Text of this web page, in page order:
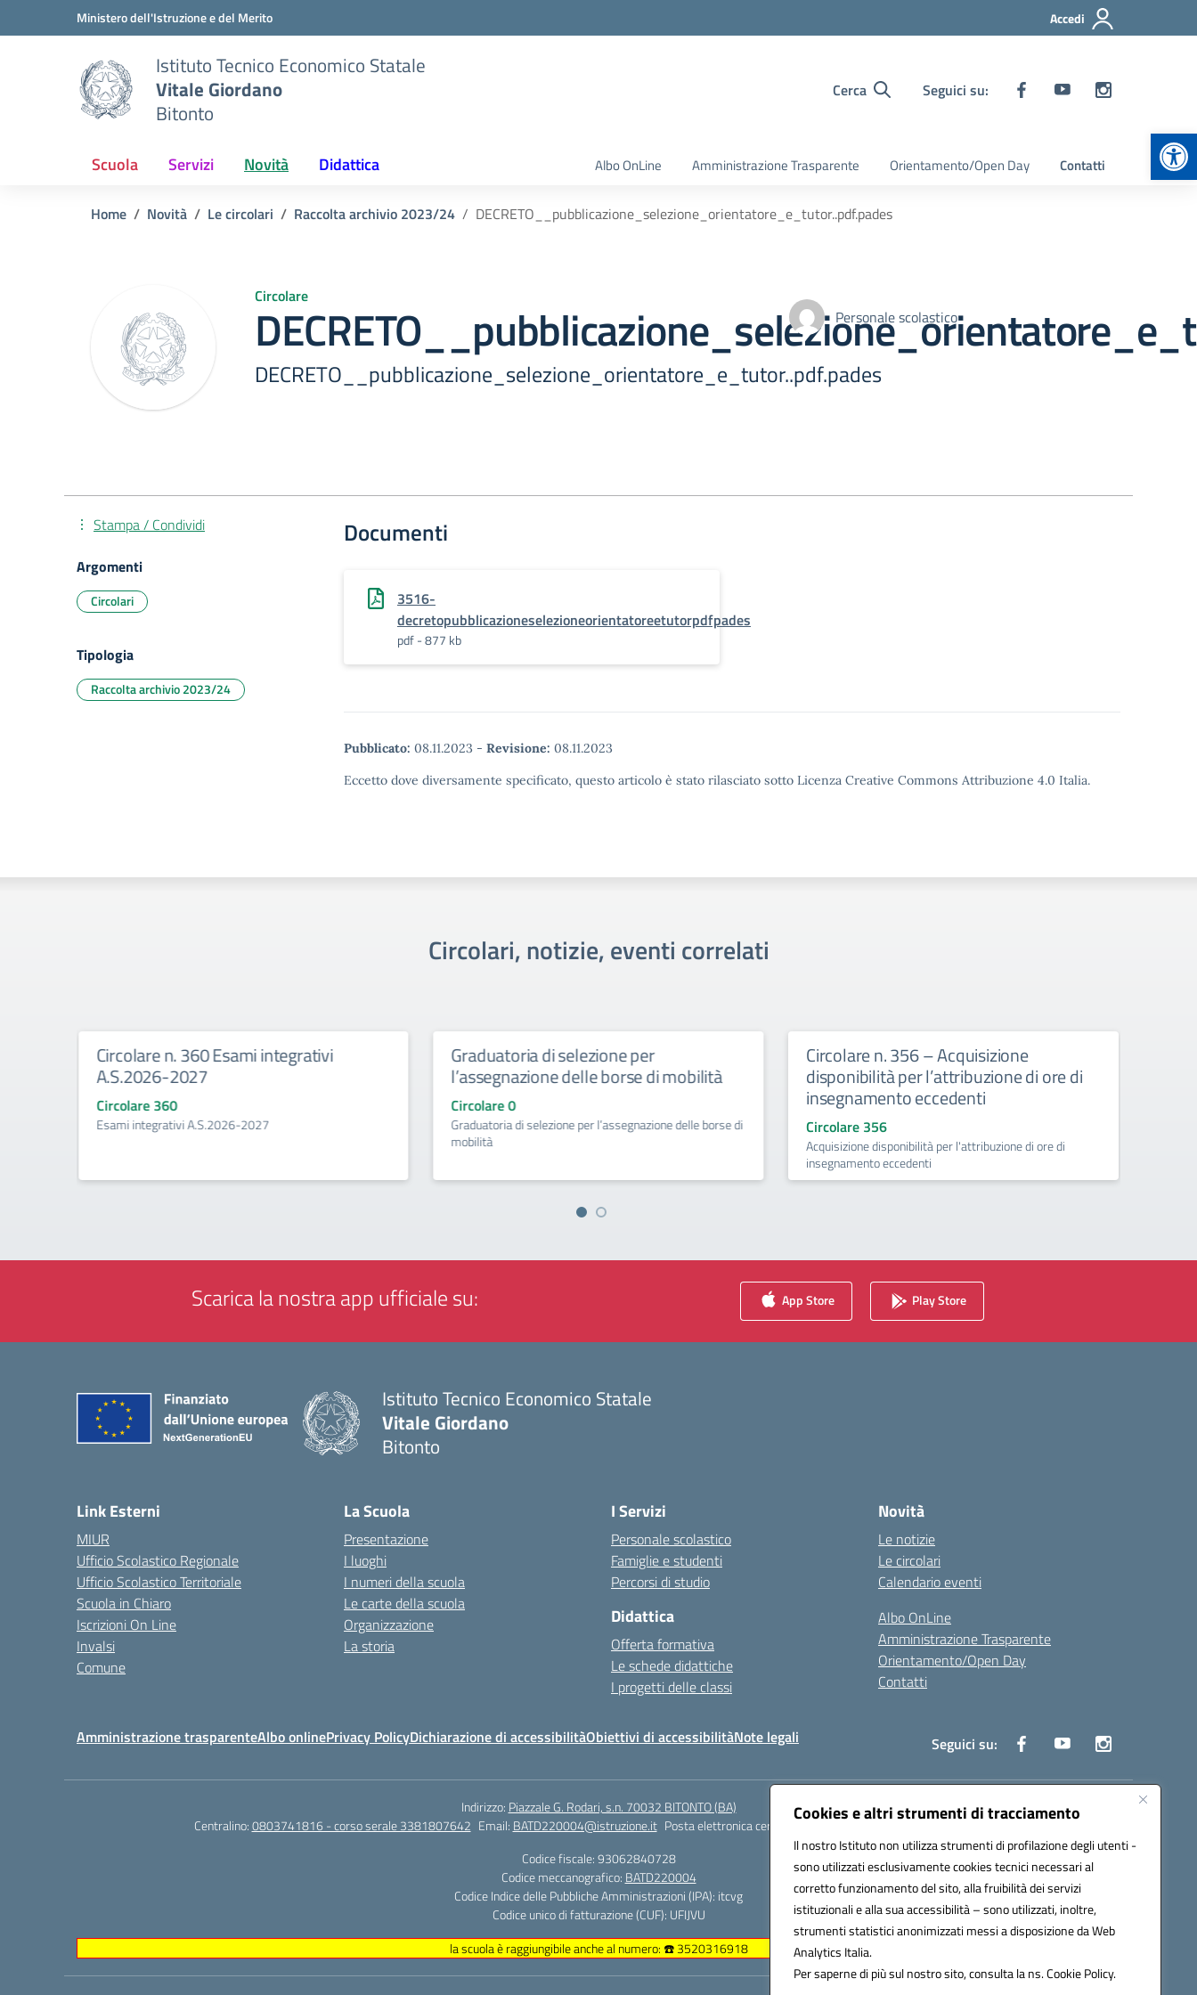
Cookies e altri strumenti di tracciamento
Il nostro Istituto non utilizza strumenti di profilazione degli utenti -
sono utilizzati esclusivamente cookies tecnici necessari al
corretto funzionamento del sito, alla fruibilità dei servizi
istituzionali e alla sua accessibilità – sono utilizzati, inoltre,
strumenti statistici anonimizzati messi a disposizione da Web
Analytics Italia.
Per saperne di più sul nostro sito, consulta la ns. Cookie Policy.
Vai ai contenuti
Vai al menu di navigazioneMinistero dell'Istruzione e del Merito Accedi
Istituto Tecnico Economico Statale
Vitale Giordano
Bitonto
Cerca Seguici su:
Scuola Servizi Novità Didattica Albo OnLine Amministrazione Trasparente Orientamento/Open Day Contatti
Home Novità Le circolari Raccolta archivio 2023/24 DECRETO__pubblicazione_selezione_orientatore_e_tutor..pdf.pades
Circolare
DECRETO__pubblicazione_selezione_orientatore_e_tutor..pdf.pades
Personale scolastico
Documenti
3516-
decretopubblicazioneselezioneorientatoreetutorpdfpades
pdf - 877 kb
Pubblicato: 08.11.2023 - Revisione: 08.11.2023
Eccetto dove diversamente specificato, questo articolo è stato rilasciato sotto Licenza Creative Commons Attribuzione 4.0 Italia.
Stampa / Condividi
Argomenti
Circolari
Tipologia
Raccolta archivio 2023/24
Circolari, notizie, eventi correlati
Circolare n. 360 Esami integrativi
A.S.2026-2027
Circolare 360
Esami integrativi A.S.2026-2027
Graduatoria di selezione per
l’assegnazione delle borse di mobilità
Circolare 0
Graduatoria di selezione per l’assegnazione delle borse di
mobilità
Circolare n. 356 – Acquisizione
disponibilità per l’attribuzione di ore di
insegnamento eccedenti
Circolare 356
Acquisizione disponibilità per l'attribuzione di ore di
insegnamento eccedenti
Scarica la nostra app ufficiale su: App Store Play Store
Istituto Tecnico Economico Statale
Vitale Giordano
Bitonto
Link Esterni
MIUR
Ufficio Scolastico Regionale
Ufficio Scolastico Territoriale
Scuola in Chiaro
Iscrizioni On Line
Invalsi
Comune
La Scuola
Presentazione
I luoghi
I numeri della scuola
Le carte della scuola
Organizzazione
La storia
I Servizi
Personale scolastico
Famiglie e studenti
Percorsi di studio
Didattica
Offerta formativa
Le schede didattiche
I progetti delle classi
Novità
Le notizie
Le circolari
Calendario eventi
Albo OnLine
Amministrazione Trasparente
Orientamento/Open Day
Contatti
Amministrazione trasparenteAlbo onlinePrivacy PolicyDichiarazione di accessibilitàObiettivi di accessibilitàNote legali Seguici su:
Indirizzo: Piazzale G. Rodari, s.n. 70032 BITONTO (BA)
Centralino:0803741816 - corso serale 3381807642 Email: BATD220004@istruzione.it Posta elettronica certificata (PEC):batd220004@pec.istruzione.it
Codice fiscale: 93062840728
Codice meccanografico: BATD220004
Codice Indice delle Pubbliche Amministrazioni (IPA): itcvg
Codice unico di fatturazione (CUF): UFIJVU
la scuola è raggiungibile anche al numero: ☎️ 3520316918